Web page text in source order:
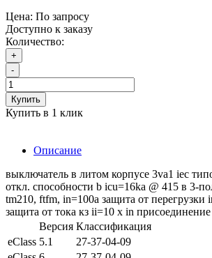
Цена: По запросу
Доступно к заказу
Количество:
+
-
Купить
Купить в 1 клик
Описание
выключатель в литом корпусе 3va1 iec
откл. способности b icu=16ka @ 415 в 3-
tm210, ftfm, in=100a защита от перегрузки
защита от тока кз ii=10 x in
Версия Классификация
eClass 5.1
27-37-04-09